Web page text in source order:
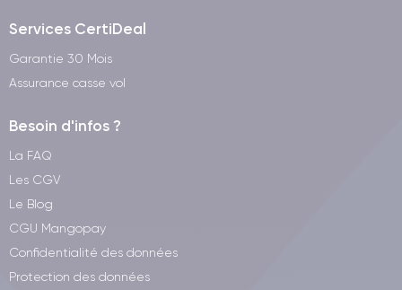
Services CertiDeal
Garantie 30 Mois
Assurance casse vol
Besoin d'infos ?
La FAQ
Les CGV
Le Blog
CGU Mangopay
Confidentialité des données
Protection des données